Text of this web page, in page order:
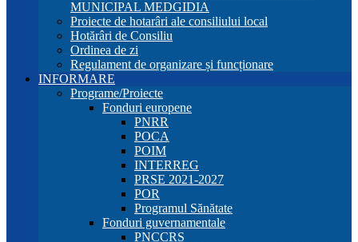
MUNICIPAL MEDGIDIA
Proiecte de hotarâri ale consiliului local
Hotărâri de Consiliu
Ordinea de zi
Regulament de organizare și funcționare
INFORMARE
Programe/Proiecte
Fonduri europene
PNRR
POCA
POIM
INTERREG
PRSE 2021-2027
POR
Programul Sănătate
Fonduri guvernamentale
PNCCRS